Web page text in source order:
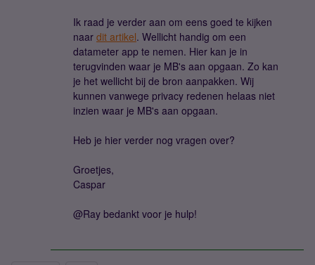
Ik raad je verder aan om eens goed te kijken
naar dit artikel. Wellicht handig om een
datameter app te nemen. Hier kan je in
terugvinden waar je MB's aan opgaan. Zo kan
je het wellicht bij de bron aanpakken. Wij
kunnen vanwege privacy redenen helaas niet
inzien waar je MB's aan opgaan.
Heb je hier verder nog vragen over?
Groetjes,
Caspar
@Ray bedankt voor je hulp!